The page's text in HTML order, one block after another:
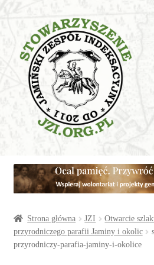
nawigacji
treści
Wspieraj
Parafie
Artykuły
Galerie
Strona główna JZI
Otwarcie
przyrodniczego parafii Jaminy i okolic
przyrodniczy-parafia-jaminy-i-okolice